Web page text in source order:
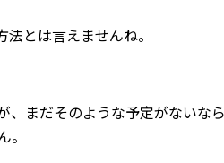
とは言えませんね。
、まだそのような予定がないな